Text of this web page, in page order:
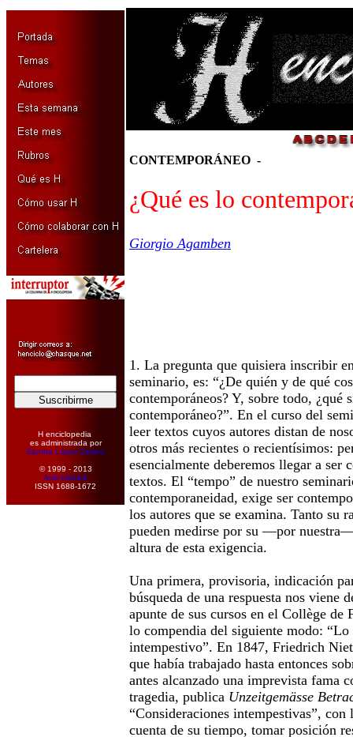
H enciclopedia
es administrada por
Sandra López Desivo
© 1999 - 2013
Amir Hamed
ISSN 1688-1672
CONTEMPORÁNEO -
¿Qué es lo
Giorgio Agamben
1. La pregunta que quisiera inscribir
seminario, es: “¿De quién y de qué
contemporáneos? Y, sobre todo, ¿qué
contemporáneo?”. En el curso del
leer textos cuyos autores distan de
otros más recientes o recientísimos:
esencialmente deberemos llegar a ser
textos. El “tempo” de nuestro
contemporaneidad, exige ser
los autores que se examina. Tanto su
pueden medirse por su —por
altura de esta exigencia.
Una primera, provisoria, indicación
búsqueda de una respuesta nos viene
apunte de sus cursos en el Collège de
lo compendia del siguiente modo: “Lo
intempestivo”. En 1847, Friedrich
que había trabajado hasta entonces
antes alcanzado una imprevista fama
tragedia, publica Unzeitgemässe
“Consideraciones intempestivas”, con
cuenta de su tiempo, tomar posición